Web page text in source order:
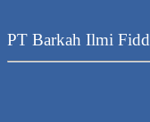
PT Barkah Ilmi